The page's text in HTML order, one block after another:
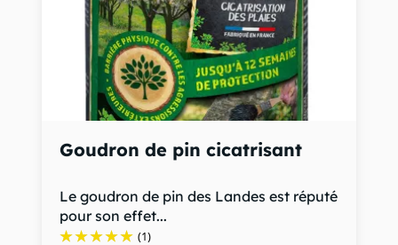
Goudron de pin cicatrisant
Le goudron de pin des Landes est réputé
pour son effet...
(1)